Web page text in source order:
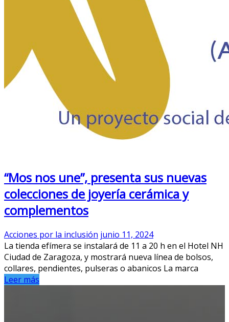
“Mos nos une”, presenta sus nuevas
colecciones de joyería cerámica y
complementos
Acciones por la inclusión junio 11, 2024
La tienda efímera se instalará de 11 a 20 h en el Hotel NH
Ciudad de Zaragoza, y mostrará nueva línea de bolsos,
collares, pendientes, pulseras o abanicos La marca
Leer más